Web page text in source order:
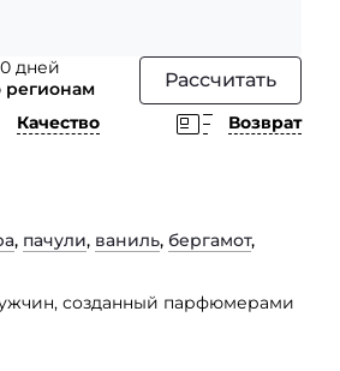
дней
регионам
Рассчитать
Качество
Возврат
, пачули, ваниль, бергамот,
созданный парфюмерами
современным спортивным